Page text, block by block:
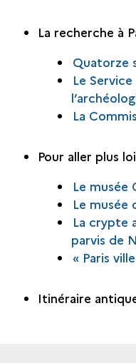
La recherche à
Quatorze
Le
La
Pour aller plus
Le musée
Le musée
La crypte
parvis de
« Paris
Itinéraire